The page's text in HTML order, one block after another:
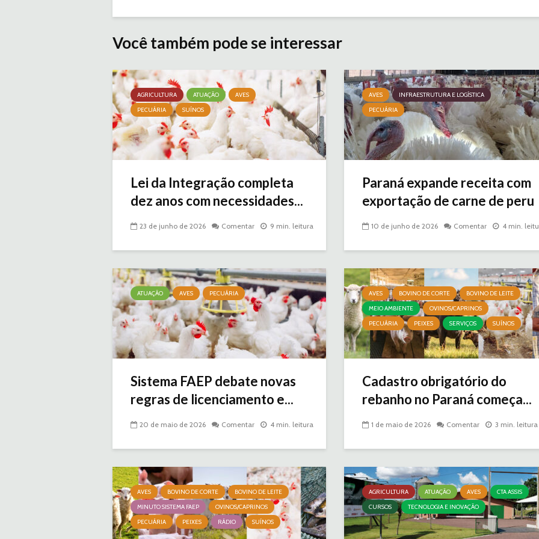
Você também pode se interessar
AGRICULTURA ATUAÇÃO
AVES
PECUÁRIA
SUÍNOS
Lei da Integração completa
dez anos com necessidades...
23 de junho de 2026 Comentar 9 min. leitura
AVES
INFRAESTRUTURA E LOGÍSTICA
PECUÁRIA
Paraná expande receita com
exportação de carne de peru
10 de junho de 2026 Comentar 4 min.
ATUAÇÃO AVES PECUÁRIA
Sistema FAEP debate novas
regras de licenciamento e...
20 de maio de 2026 Comentar 4 min. leitura
AVES BOVINO DE CORTE
BOVINO DE LEITE
MEIO AMBIENTE
OVINOS/CAPRINOS
PECUÁRIA
PEIXES SERVIÇOS SUÍNOS
Cadastro obrigatório do
rebanho no Paraná começa...
1 de maio de 2026 Comentar 3 min. leitura
AVES BOVINO DE CORTE
BOVINO DE LEITE
MINUTO SISTEMA FAEP
OVINOS/CAPRINOS
PECUÁRIA
PEIXES RÁDIO SUÍNOS
AGRICULTURA ATUAÇÃO AVES
CTA ASSIS
CURSOS
TECNOLOGIA E INOVAÇÃO